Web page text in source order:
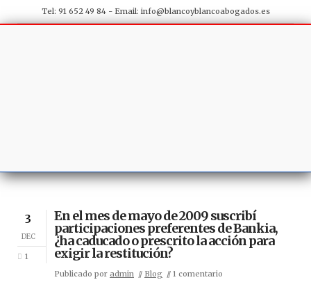
Tel: 91 652 49 84 - Email: info@blancoyblancoabogados.es
3
DEC
1
En el mes de mayo de 2009 suscribí
participaciones preferentes de Bankia,
¿ha caducado o prescrito la acción para
exigir la restitución?
Publicado por admin Blog 1 comentario